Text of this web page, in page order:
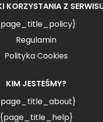
KORZYSTANIA Z
Regulamin
Polityka Cookies
KIM JESTEŚMY?
{page_title_help}